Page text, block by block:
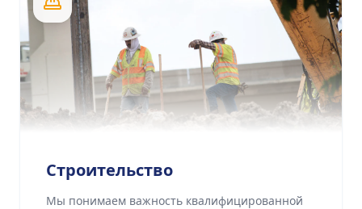
Строительство
Мы понимаем важность квалифицированной